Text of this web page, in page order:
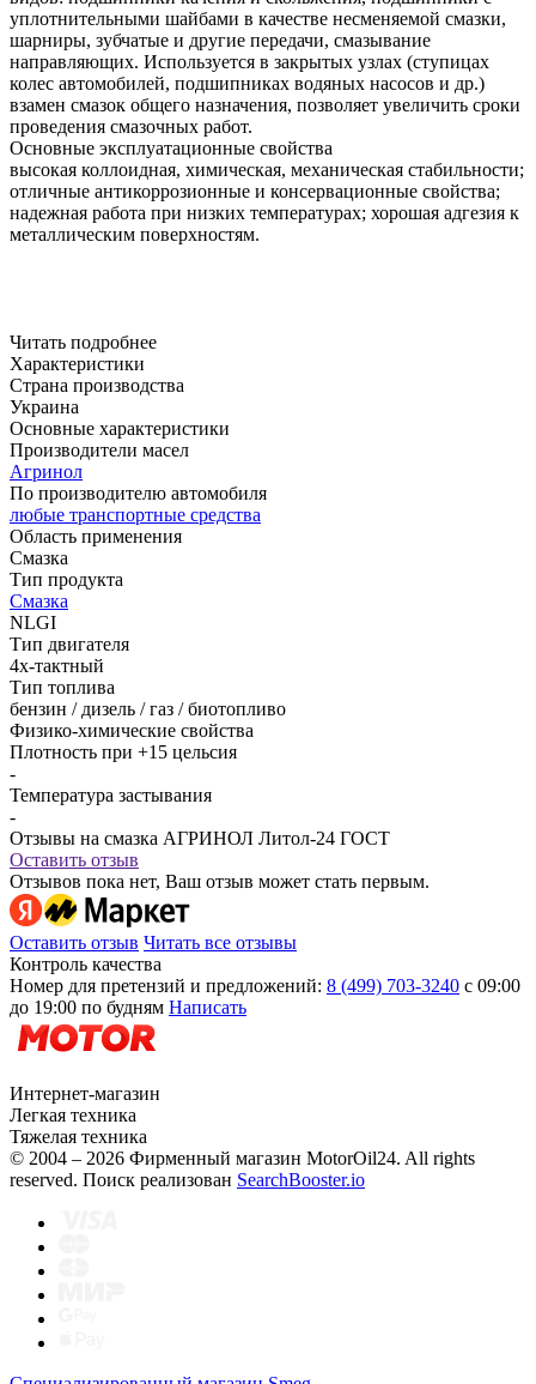
уплотнительными шайбами в качестве несменяемой смазки,
шарниры, зубчатые и другие передачи, смазывание
направляющих. Используется в закрытых узлах (ступицах
колес автомобилей, подшипниках водяных насосов и др.)
взамен смазок общего назначения, позволяет увеличить сроки
проведения смазочных работ.
Основные эксплуатационные свойства
высокая коллоидная, химическая, механическая стабильности;
отличные антикоррозионные и консервационные свойства;
надежная работа при низких температурах; хорошая адгезия к
металлическим поверхностям.
Читать подробнее
Характеристики
Страна производства
Украина
Основные характеристики
Производители масел
Агринол
По производителю автомобиля
любые транспортные средства
Область применения
Смазка
Тип продукта
Смазка
NLGI
Тип двигателя
4х-тактный
Тип топлива
бензин / дизель / газ / биотопливо
Физико-химические свойства
Плотность при +15 цельсия
-
Температура застывания
-
Отзывы на смазка АГРИНОЛ Литол-24 ГОСТ
Оставить отзыв
Отзывов пока нет, Ваш отзыв может стать первым.
Оставить отзыв Читать все отзывы
Контроль качества
Номер для претензий и предложений: 8 (499) 703-3240 с 09:00
до 19:00 по будням Написать
Интернет-магазин
Легкая техника
Тяжелая техника
© 2004 – 2026 Фирменный магазин MotorOil24. All rights
reserved. Поиск реализован SearchBooster.io